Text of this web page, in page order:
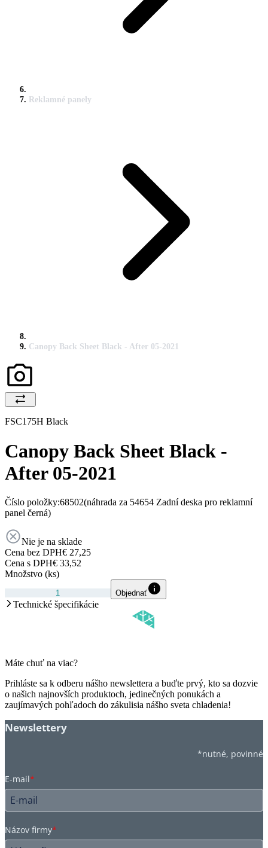
Reklamné panely
Canopy Back Sheet Black - After 05-2021
FSC175H Black
Canopy Back Sheet Black -
After 05-2021
Číslo položky:68502(náhrada za 54654 Zadní deska pro reklamní
panel černá)
Nie je na sklade
Cena bez DPH€ 27,25
Cena s DPH€ 33,52
Množstvo (ks)
Objednať
Technické špecifikácie
Máte chuť na viac?
Prihláste sa k odberu nášho newslettera a buďte prvý, kto sa dozvie
o našich najnovších produktoch, jedinečných ponukách a
zaujímavých pohľadoch do zákulisia nášho sveta chladenia!
Newslettery
*nutné, povinné
E-mail*
Názov firmy*